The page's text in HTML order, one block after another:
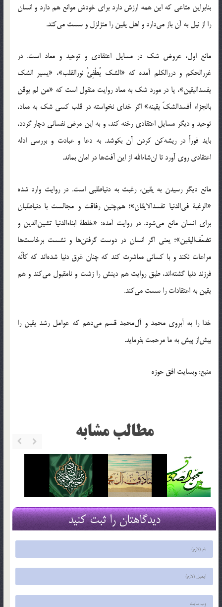
بنابراین متاعی که این همه ارزش دارد برای خودش موانع هم دارد و انسان
را از نیل به آن باز می‌دارد و اهل یقین را متزلزل و سست می‌کند.
مانع اول، عروض شک در مسایل اعتقادی و توحید و معاد است. در
غررالحکم و دررالکلم آمده که «الشک یُطْفِئُ نورالقلب»، «یسیر الشک
یفسدالیقین»، یا در مورد شک به معاد روایت منقول است که «من لم یوقن
بالجزاء أفسدالشکّ یقینه» اگر خدای نخواسته در قلب کسی شک به معاد،
توحید و دیگر مسایل اعتقادی رخنه کند، و به این مرض نفسانی دچار گردد،
باید فوراً در ریشه‌کن کردن آن بکوشد. به دعا و عبادت و بررسی ادله
اعتقادی روی آورد تا ان‌شاءالله از این آفت‌ها در امان بماند.
مانع دیگر رسیدن به یقین، رغبت به دنیاطلبی است. در روایت وارد شده
«الرغبة فی‌الدنیا تفسدالایقان»؛ هم‌چنین رفاقت و مجالست با دنیاطلبان
برای انسان مانع می‌شود. در روایت آمده: «خلطة ابناءالدنیا تشین‌الدین و
تضعّف‌‌الیقین»؛ یعنی اگر انسان در دوست گرفتن‌ها و نشست‌ برخاست‌ها
مراعات نکند و با کسانی معاشرت کند که چنان غرق دنیا شده‌اند که کأنّه
فرزند دنیا گشته‌اند، طبق روایت هم دینش را زشت و نامقبول می‌کند و هم
یقین به اعتقادات را سست می‌کند.
خدا را به آبروی محمد و‌ آل‌محمد قسم می‌دهم که عوامل رشد یقین را
بیش‌از پیش به ما مرحمت بفرماید.
منبع: وبسایت افق حوزه
مطالب مشابه
دیدگاهتان را ثبت کنید